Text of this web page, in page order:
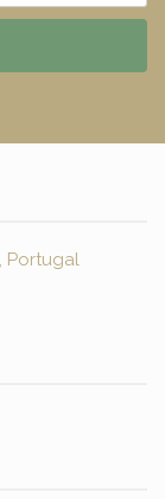
Portugal